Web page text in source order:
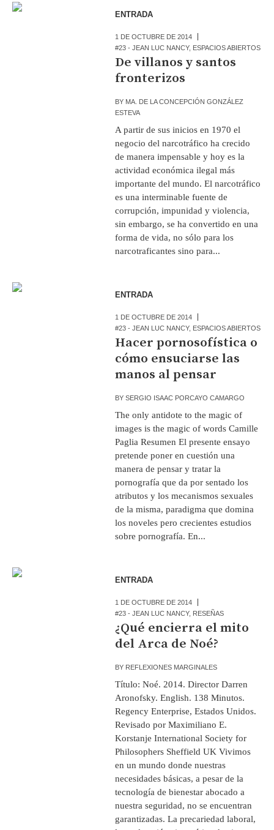
ENTRADA
1 DE OCTUBRE DE 2014
#23 - JEAN LUC NANCY, ESPACIOS ABIERTOS
De villanos y santos
fronterizos
BY MA. DE LA CONCEPCIÓN GONZÁLEZ
ESTEVA
A partir de sus inicios en 1970 el
negocio del narcotráfico ha crecido
de manera impensable y hoy es la
actividad económica ilegal más
importante del mundo. El narcotráfico
es una interminable fuente de
corrupción, impunidad y violencia,
sin embargo, se ha convertido en una
forma de vida, no sólo para los
narcotraficantes sino para...
ENTRADA
1 DE OCTUBRE DE 2014
#23 - JEAN LUC NANCY, ESPACIOS ABIERTOS
Hacer pornosofística o
cómo ensuciarse las
manos al pensar
BYSERGIO ISAAC PORCAYO CAMARGO
The only antidote to the magic of
images is the magic of words Camille
Paglia Resumen El presente ensayo
pretende poner en cuestión una
manera de pensar y tratar la
pornografía que da por sentado los
atributos y los mecanismos sexuales
de la misma, paradigma que domina
los noveles pero crecientes estudios
sobre pornografía. En...
ENTRADA
1 DE OCTUBRE DE 2014
#23 - JEAN LUC NANCY, RESEÑAS
¿Qué encierra el mito
del Arca de Noé?
BY REFLEXIONES MARGINALES
Título: Noé. 2014. Director Darren
Aronofsky. English. 138 Minutos.
Regency Enterprise, Estados Unidos.
Revisado por Maximiliano E.
Korstanje International Society for
Philosophers Sheffield UK Vivimos
en un mundo donde nuestras
necesidades básicas, a pesar de la
tecnología de bienestar abocado a
nuestra seguridad, no se encuentran
garantizadas. La precariedad laboral,